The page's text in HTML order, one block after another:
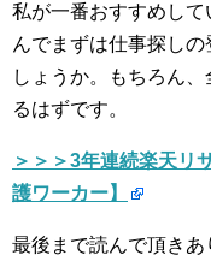
私が一番おすすめし
んでまずは仕事探し
しょうか。もちろん
るはずです。
＞＞＞3年連続楽天リ
護ワーカー】
最後まで読んで頂きあ